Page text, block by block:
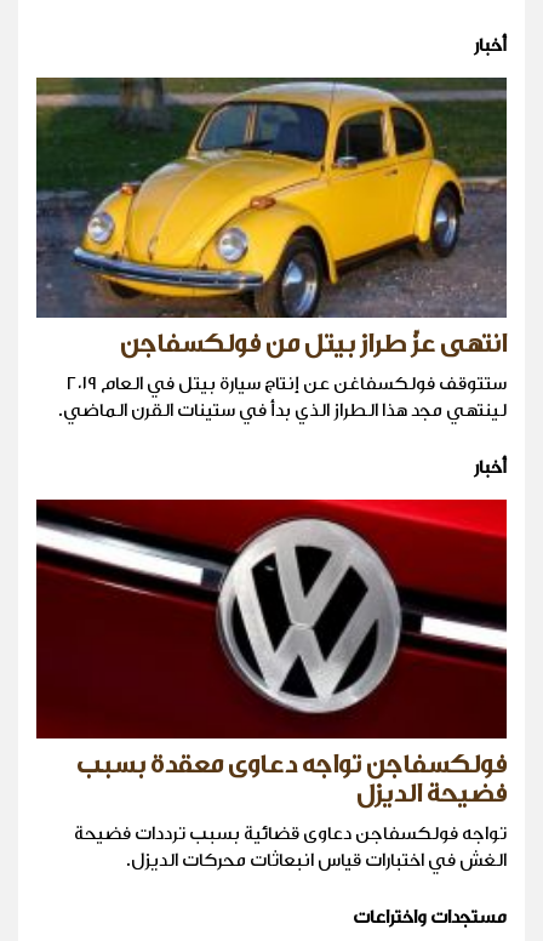
أخبار
انتهى عزّ طراز بيتل من فولكسفاجن
ستتوقف فولكسفاغن عن إنتاج سيارة بيتل في العام ٢٠١٩
لينتهي مجد هذا الطراز الذي بدأ في ستينات القرن الماضي.
أخبار
فولكسفاجن تواجه دعاوى معقدة بسبب
فضيحة الديزل
تواجه فولكسفاجن دعاوى قضائية بسبب ترددات فضيحة
الغش في اختبارات قياس انبعاثات محركات الديزل.
مستجدات واختراعات